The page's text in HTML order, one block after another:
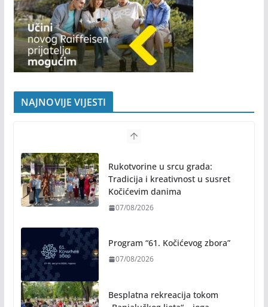
NAJNOVIJE VIJESTI
Rukotvorine u srcu grada:
07/08/2026
07/08/2026